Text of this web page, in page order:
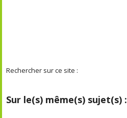
Rechercher sur ce site :
Sur le(s) même(s) sujet(s) :